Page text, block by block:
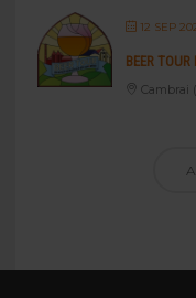
12 SEP
BEER TOUR
Cambrai